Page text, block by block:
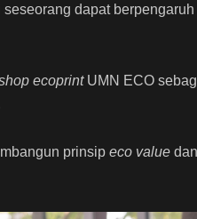
seseorang dapat
ecoprintUMN ECO
prinsip eco value dan